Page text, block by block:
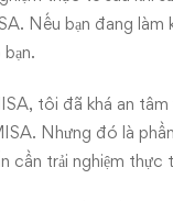
Nếu bạn đang
tôi đã khá an
Nhưng đó là
cần trải nghiệm thực